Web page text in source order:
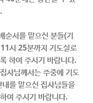
.
순서를 맡으신 분들(기
시 25분까지 기도실로
하여 주시기 바랍니다.
사님께서는 주중에 기도
를 맡으신 집사님들을
여 주시기 바랍니다.